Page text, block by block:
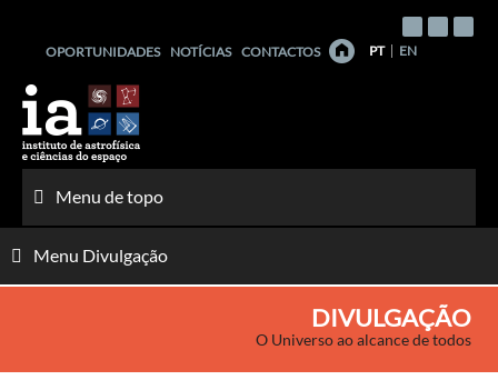
conteúdo
OPORTUNIDADES NOTÍCIAS CONTACTOS PT EN
Menu de topo
Menu Divulgação
DIVULGAÇÃO
O Universo ao alcance de todos